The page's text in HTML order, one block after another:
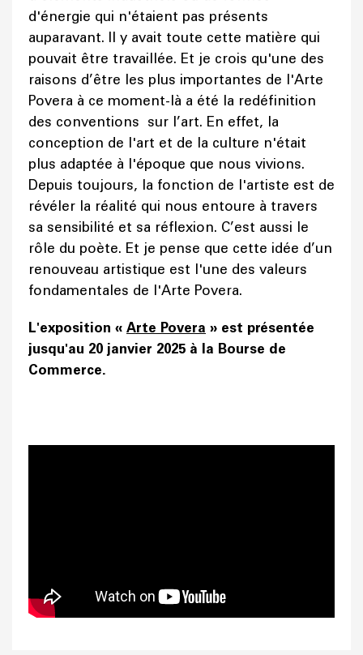
d'énergie qui n'étaient pas présents
auparavant. Il y avait toute cette matière qui
pouvait être travaillée. Et je crois qu'une des
raisons d’être les plus importantes de l'Arte
Povera à ce moment-là a été la redéfinition
des conventions sur l’art. En effet, la
conception de l'art et de la culture n'était
plus adaptée à l'époque que nous vivions.
Depuis toujours, la fonction de l'artiste est de
révéler la réalité qui nous entoure à travers
sa sensibilité et sa réflexion. C’est aussi le
rôle du poète. Et je pense que cette idée d’un
renouveau artistique est l'une des valeurs
fondamentales de l'Arte Povera.
L'exposition « Arte Povera » est présentée
jusqu'au 20 janvier 2025 à la Bourse de
Commerce.